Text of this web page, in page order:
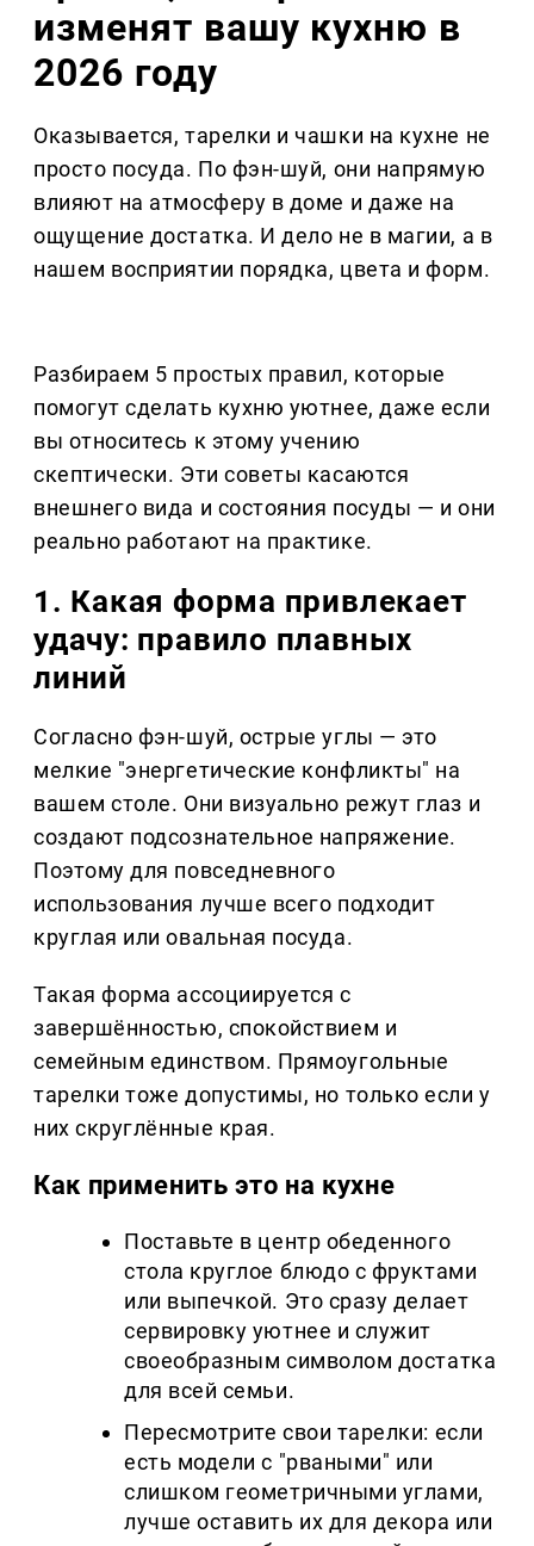
изменят вашу кухню в
2026 году
Оказывается, тарелки и чашки на кухне не
просто посуда. По фэн-шуй, они напрямую
влияют на атмосферу в доме и даже на
ощущение достатка. И дело не в магии, а в
нашем восприятии порядка, цвета и форм.
Разбираем 5 простых правил, которые
помогут сделать кухню уютнее, даже если
вы относитесь к этому учению
скептически. Эти советы касаются
внешнего вида и состояния посуды — и они
реально работают на практике.
1. Какая форма привлекает
удачу: правило плавных
линий
Согласно фэн-шуй, острые углы — это
мелкие "энергетические конфликты" на
вашем столе. Они визуально режут глаз и
создают подсознательное напряжение.
Поэтому для повседневного
использования лучше всего подходит
круглая или овальная посуда.
Такая форма ассоциируется с
завершённостью, спокойствием и
семейным единством. Прямоугольные
тарелки тоже допустимы, но только если у
них скруглённые края.
Как применить это на кухне
Поставьте в центр обеденного
стола круглое блюдо с фруктами
или выпечкой. Это сразу делает
сервировку уютнее и служит
своеобразным символом достатка
для всей семьи.
Пересмотрите свои тарелки: если
есть модели с "рваными" или
слишком геометричными углами,
лучше оставить их для декора или